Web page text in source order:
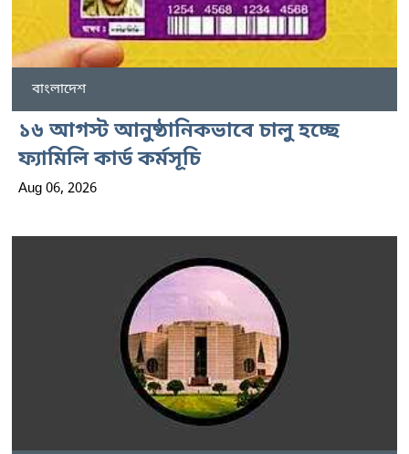
বাংলাদেশ
১৬ আগস্ট আনুষ্ঠানিকভাবে চালু হচ্ছে
ফ্যামিলি কার্ড কর্মসূচি
Aug 06, 2026